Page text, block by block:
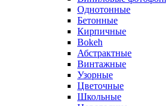
Однотонные
Бетонные
Кирпичные
Bokeh
Абстрактные
Винтажные
Узорные
Цветочные
Школьные